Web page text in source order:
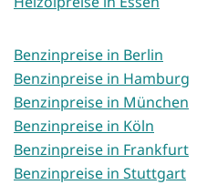
Benzinpreise in Berlin
Benzinpreise in Hamburg
Benzinpreise in München
Benzinpreise in Köln
Benzinpreise in Frankfurt
Benzinpreise in Stuttgart